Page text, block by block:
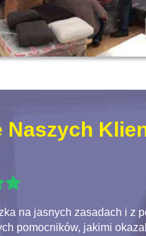
Naszych
na jasnych zasadach i z
pomocników, jakimi